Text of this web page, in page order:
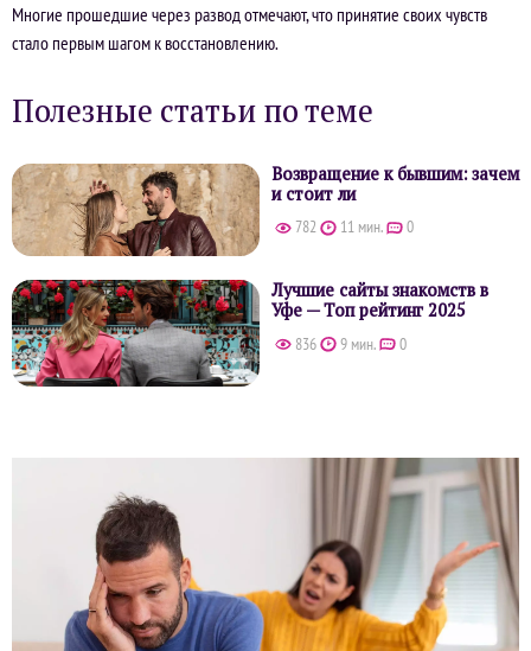
Многие прошедшие через развод отмечают, что принятие своих чувств
стало первым шагом к восстановлению.
Полезные статьи по теме
Возвращение к бывшим: зачем
и стоит ли
782 11 мин. 0
Лучшие сайты знакомств в
Уфе — Топ рейтинг 2025
836 9 мин. 0